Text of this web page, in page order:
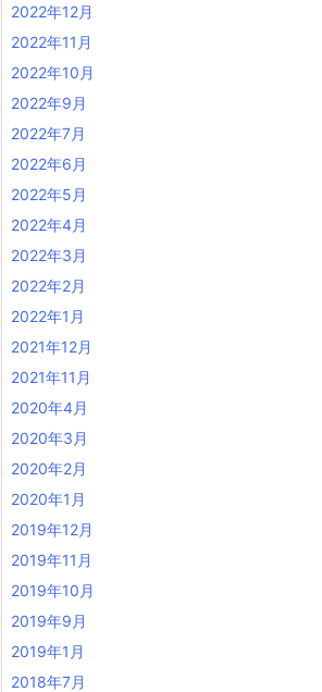
2022年12月
2022年11月
2022年10月
2022年9月
2022年7月
2022年6月
2022年5月
2022年4月
2022年3月
2022年2月
2022年1月
2021年12月
2021年11月
2020年4月
2020年3月
2020年2月
2020年1月
2019年12月
2019年11月
2019年10月
2019年9月
2019年1月
2018年7月